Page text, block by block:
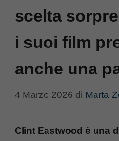
scelta
i suoi film
anche una
4 Marzo 2026 di Marta
Clint Eastwood è una